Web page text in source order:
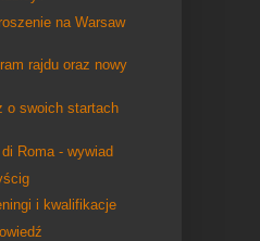
na Warsaw
rajdu oraz nowy
o swoich startach
Roma - wywiad
i kwalifikacje